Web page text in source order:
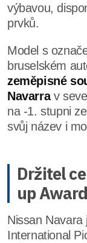
výbavou,
prvků.
Model s
bruselském
zeměpisné
Navarrav
na -1. stupni
svůj název i
Držitel
up Award
Nissan
International